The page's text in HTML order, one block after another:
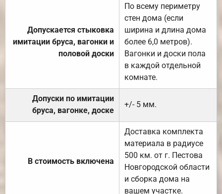
Допускается стыковка
имитации бруса, вагонки и
половой доски
По всему периметру
стен дома (если
ширина и длина дома
более 6,0 метров).
Вагонки и доски пола
в каждой отдельной
комнате.
Допуски по имитации
бруса, вагонке, доске
+/- 5 мм.
В стоимость включена
Доставка комплекта
материала в радиусе
500 км. от г. Пестова
Новгородской области
и сборка дома на
вашем участке.